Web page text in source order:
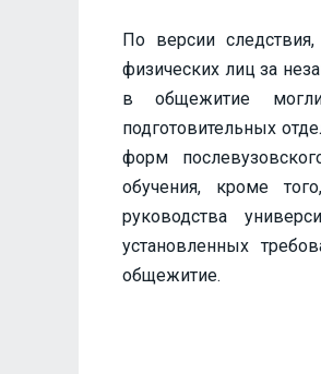
По версии
физических лиц за
в общежитие
подготовительных
форм
обучения, кроме
руководства
установленных
общежитие.